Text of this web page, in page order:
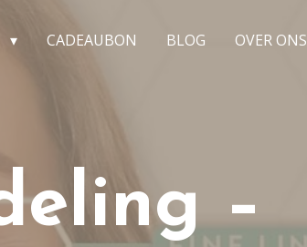
CADEAUBON BLOG OVER ONS
–